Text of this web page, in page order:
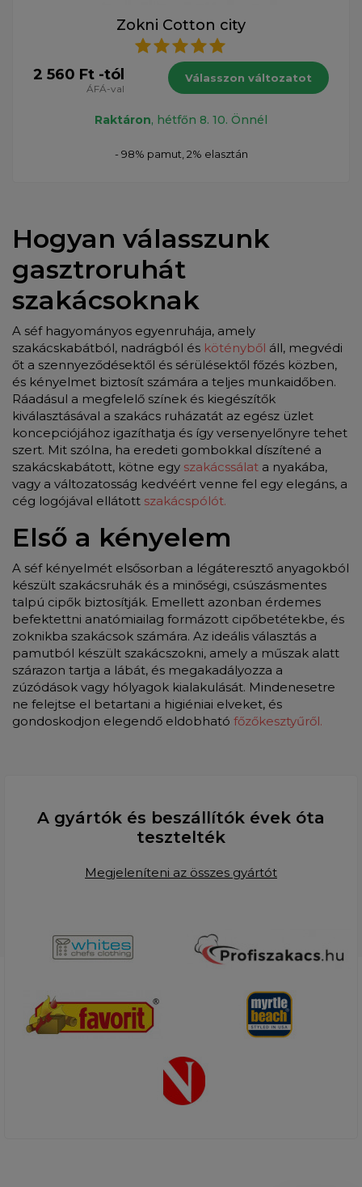
Zokni Cotton city
2 560 Ft -tól
ÁFÁ-val
Válasszon változatot
Raktáron, hétfőn 8. 10. Önnél
- 98% pamut, 2% elasztán
Hogyan válasszunk
gasztroruhát
szakácsoknak
A séf hagyományos egyenruhája, amely
szakácskabátból, nadrágból és kötényből áll, megvédi
őt a szennyeződésektől és sérülésektől főzés közben,
és kényelmet biztosít számára a teljes munkaidőben.
Ráadásul a megfelelő színek és kiegészítők
kiválasztásával a szakács ruházatát az egész üzlet
koncepciójához igazíthatja és így versenyelőnyre tehet
szert. Mit szólna, ha eredeti gombokkal díszítené a
szakácskabátott, kötne egy szakácssálat a nyakába,
vagy a változatosság kedvéért venne fel egy elegáns, a
cég logójával ellátott szakácspólót.
Első a kényelem
A séf kényelmét elsősorban a légáteresztő anyagokból
készült szakácsruhák és a minőségi, csúszásmentes
talpú cipők biztosítják. Emellett azonban érdemes
befektettni anatómiailag formázott cipőbetétekbe, és
zoknikba szakácsok számára. Az ideális választás a
pamutból készült szakácszokni, amely a műszak alatt
szárazon tartja a lábát, és megakadályozza a
zúzódások vagy hólyagok kialakulását. Mindenesetre
ne felejtse el betartani a higiéniai elveket, és
gondoskodjon elegendő eldobható főzőkesztyűről.
A gyártók és beszállítók évek óta
tesztelték
Megjeleníteni az összes gyártót